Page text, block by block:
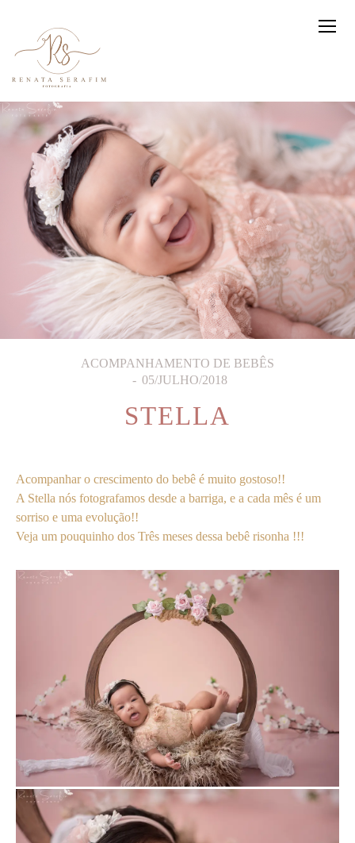
ACOMPANHAMENTO DE BEBÊS
05/JULHO/2018
STELLA
Acompanhar o crescimento do bebê é muito gostoso!!
A Stella nós fotografamos desde a barriga, e a cada mês é um
sorriso e uma evolução!!
Veja um pouquinho dos Três meses dessa bebê risonha !!!